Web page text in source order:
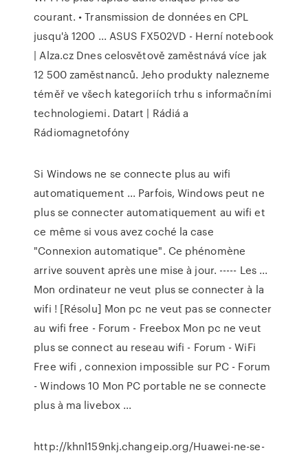
courant. • Transmission de données en CPL
jusqu'à 1200 ... ASUS FX502VD - Herní notebook
| Alza.cz Dnes celosvětově zaměstnává více jak
12 500 zaměstnanců. Jeho produkty nalezneme
téměř ve všech kategoriích trhu s informačními
technologiemi. Datart | Rádiá a
Rádiomagnetofóny
Si Windows ne se connecte plus au wifi
automatiquement ... Parfois, Windows peut ne
plus se connecter automatiquement au wifi et
ce même si vous avez coché la case
"Connexion automatique". Ce phénomène
arrive souvent après une mise à jour. ----- Les ...
Mon ordinateur ne veut plus se connecter à la
wifi ! [Résolu] Mon pc ne veut pas se connecter
au wifi free - Forum - Freebox Mon pc ne veut
plus se connect au reseau wifi - Forum - WiFi
Free wifi , connexion impossible sur PC - Forum
- Windows 10 Mon PC portable ne se connecte
plus à ma livebox ...
http://khnl159nkj.changeip.org/Huawei-ne-se-